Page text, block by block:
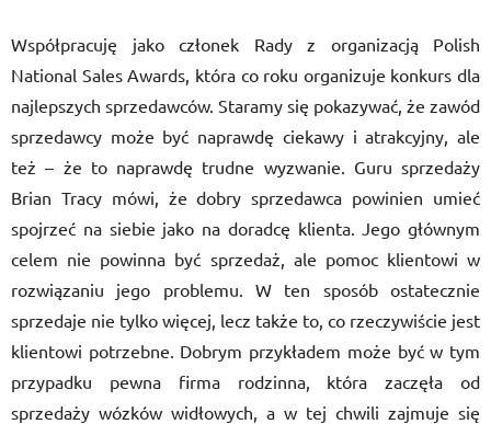
Współpracuję jako członek Rady z organizacją Polish
National Sales Awards, która co roku organizuje konkurs dla
najlepszych sprzedawców. Staramy się pokazywać, że zawód
sprzedawcy może być naprawdę ciekawy i atrakcyjny, ale
też – że to naprawdę trudne wyzwanie. Guru sprzedaży
Brian Tracy mówi, że dobry sprzedawca powinien umieć
spojrzeć na siebie jako na doradcę klienta. Jego głównym
celem nie powinna być sprzedaż, ale pomoc klientowi w
rozwiązaniu jego problemu. W ten sposób ostatecznie
sprzedaje nie tylko więcej, lecz także to, co rzeczywiście jest
klientowi potrzebne. Dobrym przykładem może być w tym
przypadku pewna firma rodzinna, która zaczęła od
sprzedaży wózków widłowych, a w tej chwili zajmuje się